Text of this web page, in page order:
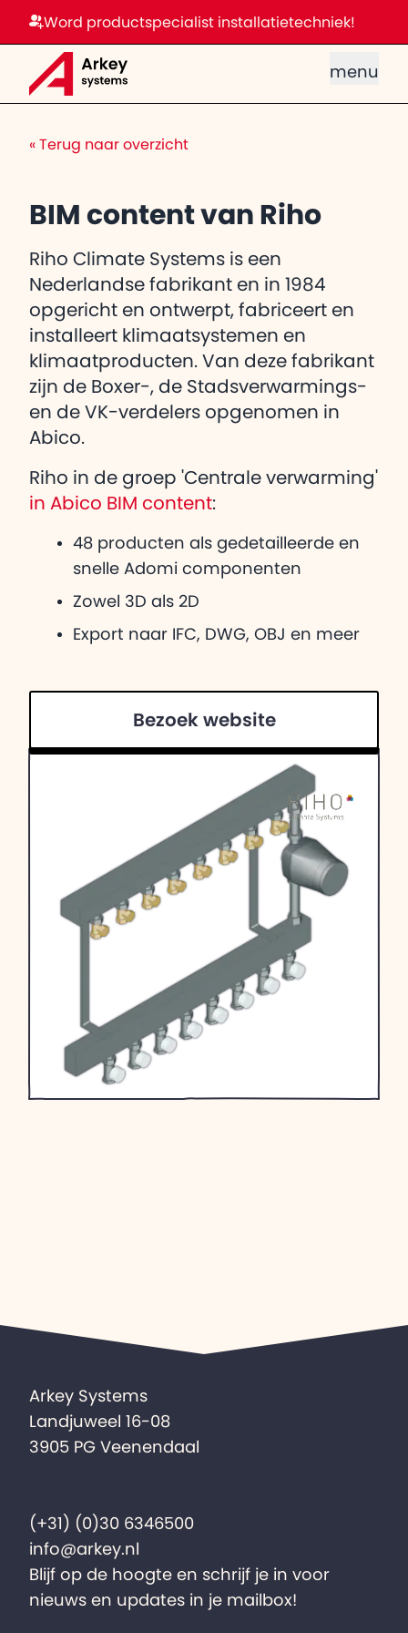
Word productspecialist installatietechniek!
menu
« Terug naar overzicht
BIM content van Riho
Riho Climate Systems is een
Nederlandse fabrikant en in 1984
opgericht en ontwerpt, fabriceert en
installeert klimaatsystemen en
klimaatproducten. Van deze fabrikant
zijn de Boxer-, de Stadsverwarmings-
en de VK-verdelers opgenomen in
Abico.
Riho in de groep 'Centrale verwarming'
in Abico BIM content:
48 producten als gedetailleerde en
snelle Adomi componenten
Zowel 3D als 2D
Export naar IFC, DWG, OBJ en meer
Bezoek website
Arkey Systems
Landjuweel 16-08
3905 PG Veenendaal
(+31) (0)30 6346500
info@arkey.nl
Blijf op de hoogte en schrijf je in voor
nieuws en updates in je mailbox!